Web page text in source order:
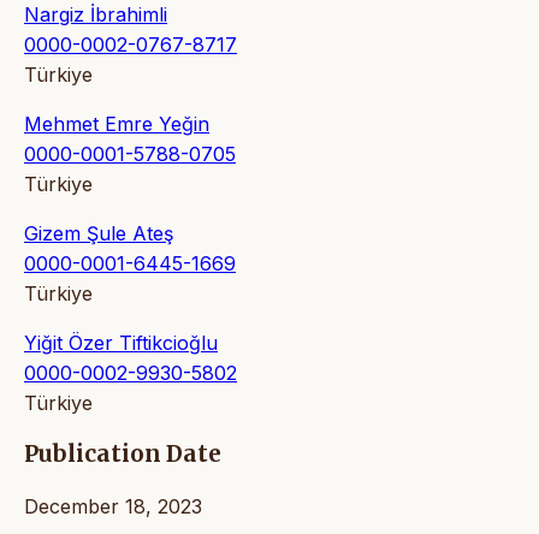
Nargiz İbrahimli
0000-0002-0767-8717
Türkiye
Mehmet Emre Yeğin
0000-0001-5788-0705
Türkiye
Gizem Şule Ateş
0000-0001-6445-1669
Türkiye
Yiğit Özer Tiftikcioğlu
0000-0002-9930-5802
Türkiye
Publication Date
December 18, 2023